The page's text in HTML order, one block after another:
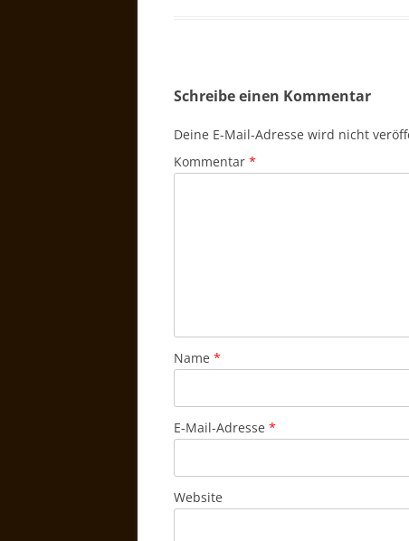
Schreibe einen Kommentar
Deine E-Mail-Adresse wird nicht
Kommentar *
Name *
E-Mail-Adresse *
Website